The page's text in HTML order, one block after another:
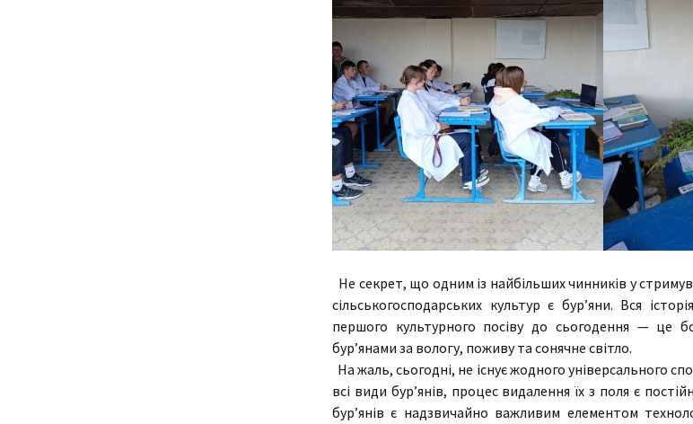
Не секрет, що одним із найбільших чинників у
сільськогосподарських культур є бур’яни. Вся
першого культурного посіву до сьогодення — це
бур’янами за вологу, поживу та сонячне світло.
На жаль, сьогодні, не існує жодного універсального
всі види бур’янів, процес видалення їх з поля є
бур’янів є надзвичайно важливим елементом